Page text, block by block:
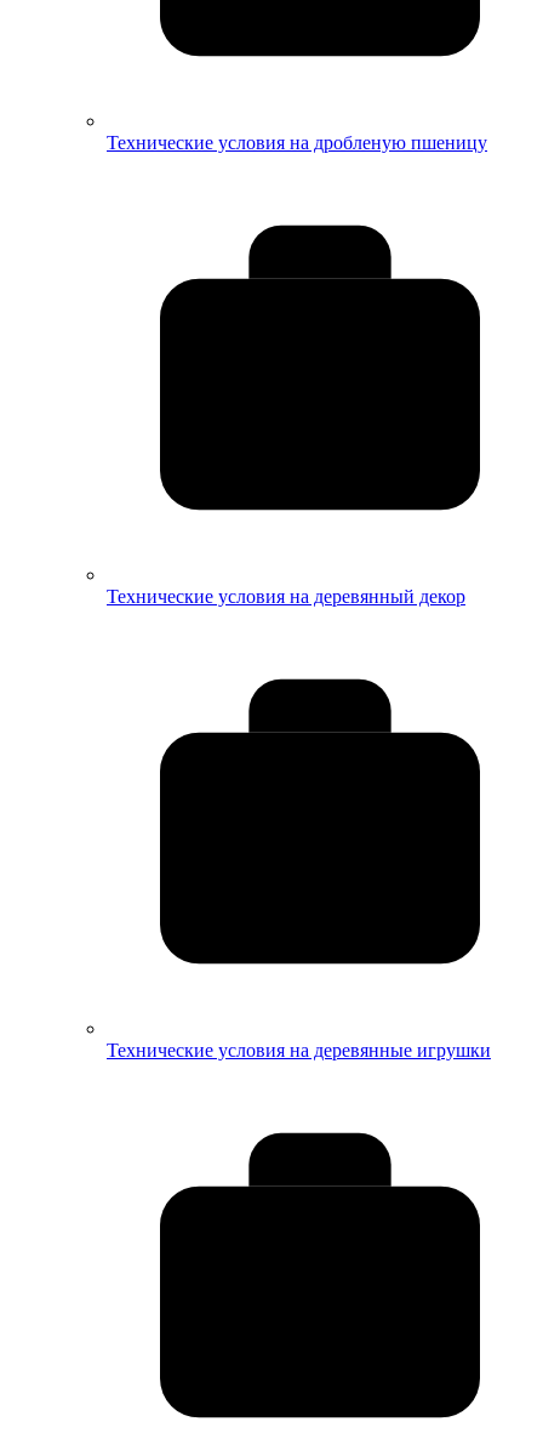
Технические условия на дробленую пшеницу
Технические условия на деревянный декор
Технические условия на деревянные игрушки